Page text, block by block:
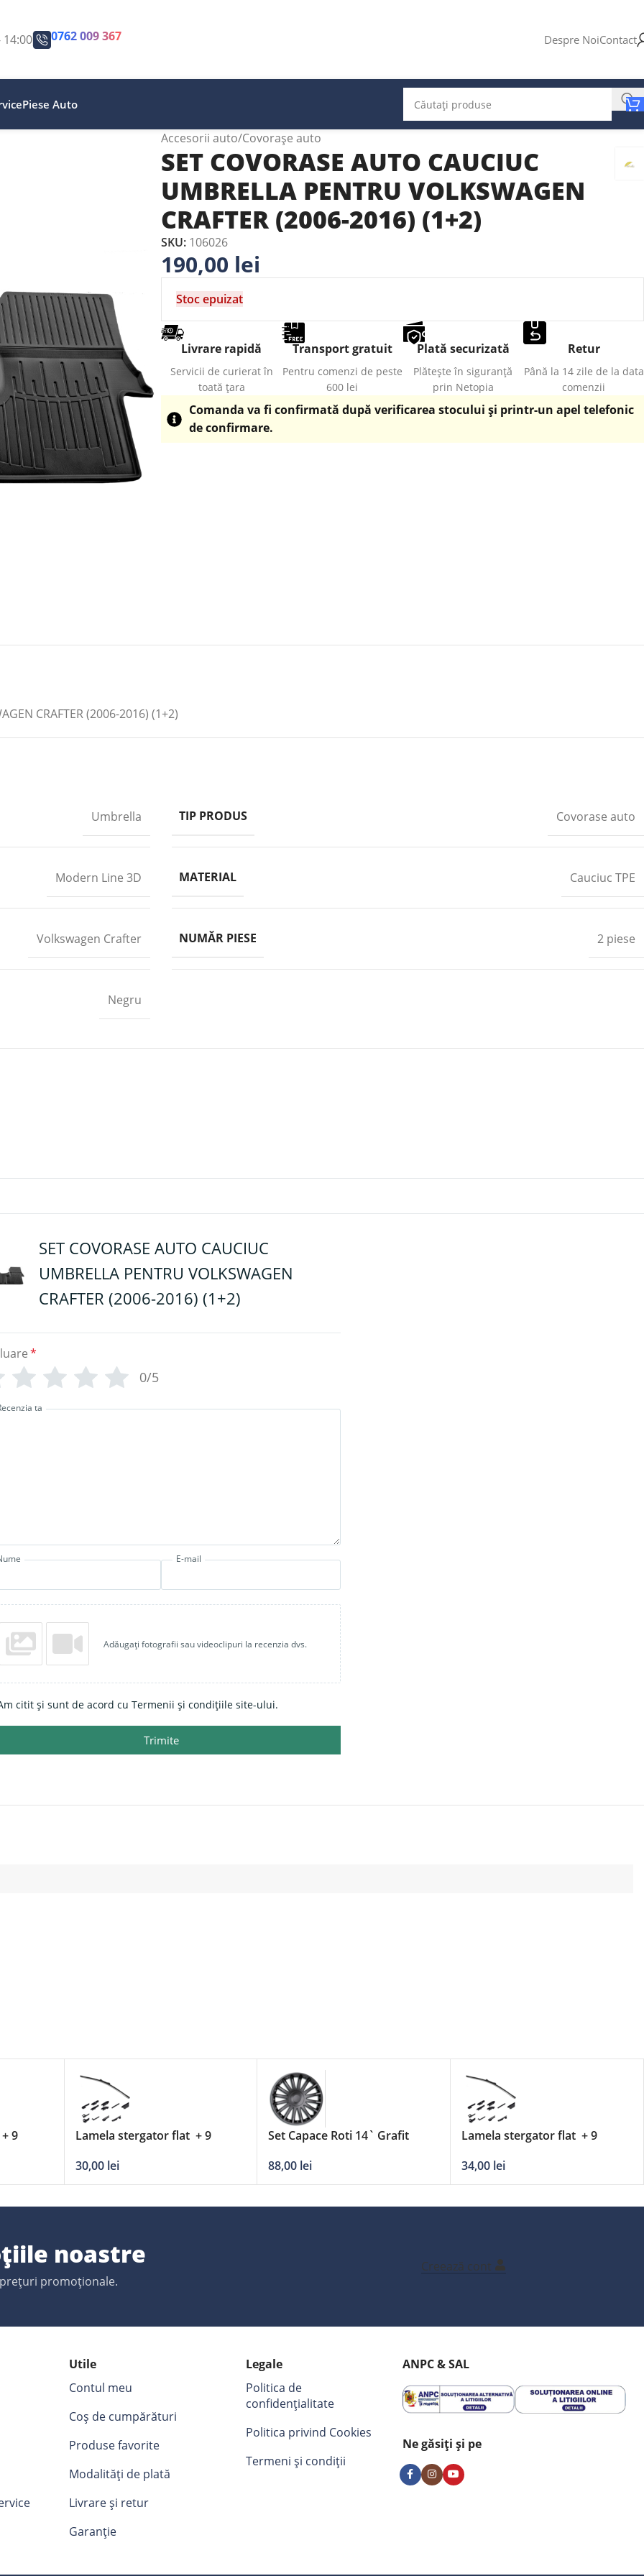
14:00 0762 009 367 Despre NoiContact
Piese Auto
Accesorii auto Covorașe auto
SET COVORASE AUTO CAUCIUC
UMBRELLA PENTRU VOLKSWAGEN
CRAFTER (2006-2016) (1+2)
SKU: 106026
190,00 lei
Stoc epuizat
Livrare rapidă
Servicii de curierat în
toată țara
Transport gratuit
Pentru comenzi de peste
600 lei
Plată securizată
Plătește în siguranță
prin Netopia
Retur
Până la 14 zile de la data
comenzii
Comanda va fi confirmată după verificarea stocului și printr-un apel telefonic
de confirmare.
CRAFTER (2006-2016) (1+2)
Umbrella TIP PRODUS Covorase auto
Modern Line 3D MATERIAL Cauciuc TPE
Volkswagen Crafter NUMĂR PIESE 2 piese
Negru
SET COVORASE AUTO CAUCIUC
UMBRELLA PENTRU VOLKSWAGEN
CRAFTER (2006-2016) (1+2)
*
0/5
ta
E-mail
Adăugați fotografii sau videoclipuri la recenzia dvs.
citit și sunt de acord cu Termenii și condițiile site-ului.
Trimite
9
Lamela stergator flat + 9
30,00 lei
Set Capace Roti 14` Grafit
88,00 lei
Lamela stergator flat + 9
34,00 lei
noastre
promoționale.
Creează cont
Utile
Contul meu
Coș de cumpărături
Produse favorite
Modalități de plată
Livrare și retur
Garanție
Legale
Politica de
confidențialitate
Politica privind Cookies
Termeni și condiții
ANPC & SAL
Ne găsiți și pe